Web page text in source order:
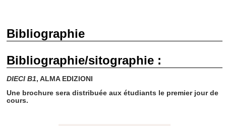
Bibliographie
Bibliographie/sitographie :
DIECI B1, ALMA EDIZIONI
Une brochure sera distribuée aux étudiants le premier jour de
cours.